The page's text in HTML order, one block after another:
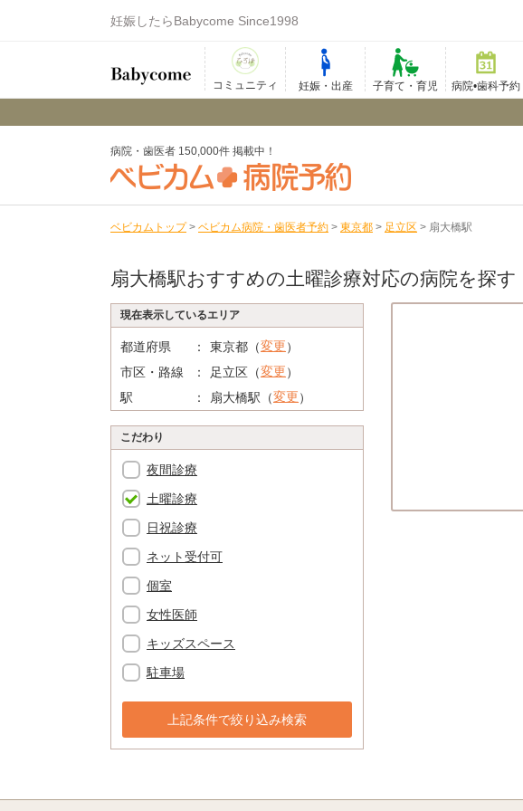
妊娠したらBabycome Since1998
コミュニティ 妊娠・出産 子育て・育児 病院•歯科予約
病院・歯医者 150,000件 掲載中！
ベビカムトップ > ベビカム病院・歯医者予約 > 東京都 > 足立区 > 扇大橋駅
扇大橋駅おすすめの土曜診療対応の病院を探す
現在表示しているエリア
都道府県 東京都（変更）
市区・路線
足立区（変更）
駅
扇大橋駅（変更）
こだわり
夜間診療
土曜診療
日祝診療
ネット受付可
個室
女性医師
キッズスペース
駐車場
上記条件で絞り込み検索